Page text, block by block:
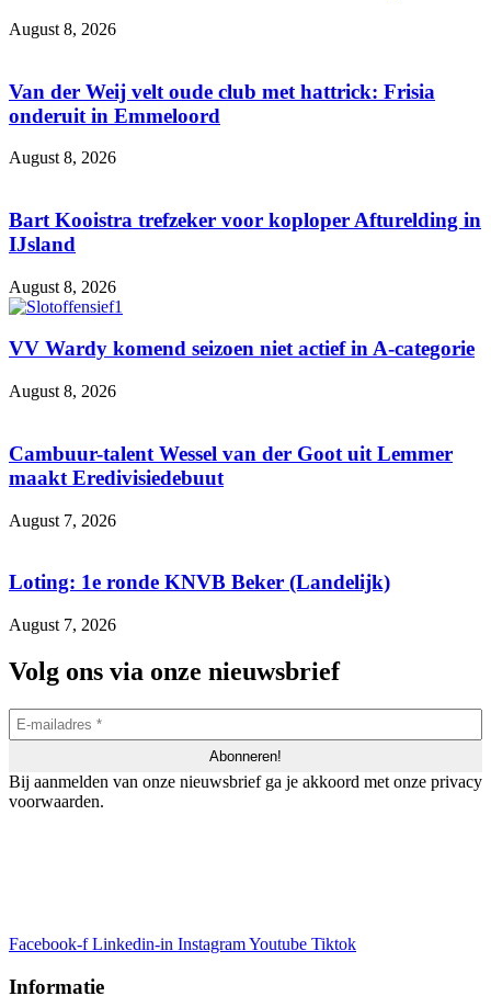
August 8, 2026
Van der Weij velt oude club met hattrick: Frisia
onderuit in Emmeloord
August 8, 2026
Bart Kooistra trefzeker voor koploper Afturelding in
IJsland
August 8, 2026
VV Wardy komend seizoen niet actief in A-categorie
August 8, 2026
Cambuur-talent Wessel van der Goot uit Lemmer
maakt Eredivisiedebuut
August 7, 2026
Loting: 1e ronde KNVB Beker (Landelijk)
August 7, 2026
Volg ons via onze nieuwsbrief
Bij aanmelden van onze nieuwsbrief ga je akkoord met onze privacy
voorwaarden.
Facebook-f Linkedin-in InstagramYoutube Tiktok
Informatie